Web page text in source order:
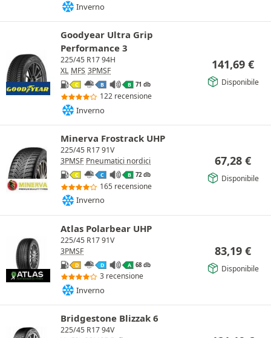
Inverno
Goodyear Ultra Grip
Performance 3
225/45 R17 94H
XL MFS 3PMSF
C B B 71 db
122 recensione
Inverno
141,69 €
Disponibile
Minerva Frostrack UHP
225/45 R17 91V
3PMSF Pneumatici nordici
C C B 72 db
165 recensione
Inverno
67,28 €
Disponibile
Atlas Polarbear UHP
225/45 R17 91V
3PMSF
D D A 68 db
3 recensione
Inverno
83,19 €
Disponibile
Bridgestone Blizzak 6
225/45 R17 94V